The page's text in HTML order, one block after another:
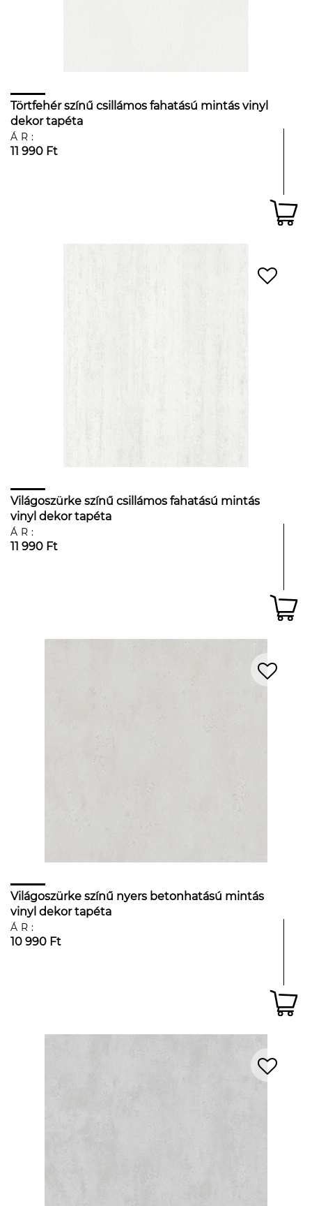
Törtfehér színű csillámos fahatású mintás vinyl
dekor tapéta
ÁR:
11 990 Ft
Világoszürke színű csillámos fahatású mintás
vinyl dekor tapéta
ÁR:
11 990 Ft
Világoszürke színű nyers betonhatású mintás
vinyl dekor tapéta
ÁR:
10 990 Ft